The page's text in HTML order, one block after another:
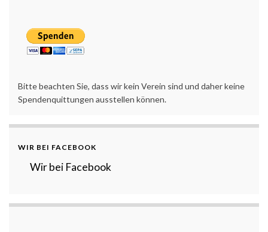
Bitte beachten Sie, dass wir kein Verein sind und daher keine
Spendenquittungen ausstellen können.
WIR BEI FACEBOOK
Wir bei Facebook